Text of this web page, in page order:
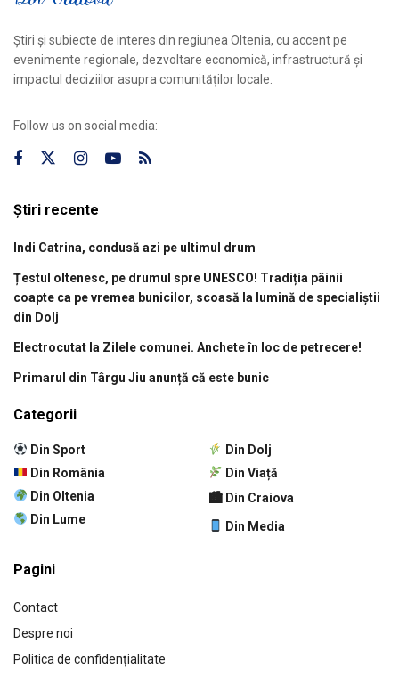
Știri și subiecte de interes din regiunea Oltenia, cu accent pe
evenimente regionale, dezvoltare economică, infrastructură și
impactul deciziilor asupra comunităților locale.
Follow us on social media:
Știri recente
Indi Catrina, condusă azi pe ultimul drum
Țestul oltenesc, pe drumul spre UNESCO! Tradiția pâinii
coapte ca pe vremea bunicilor, scoasă la lumină de specialiștii
din Dolj
Electrocutat la Zilele comunei. Anchete în loc de petrecere!
Primarul din Târgu Jiu anunță că este bunic
Categorii
Din Sport
Din România
Din Oltenia
Din Lume
Din Dolj
Din Viață
🏙 Din Craiova
Din Media
Pagini
Contact
Despre noi
Politica de confidențialitate